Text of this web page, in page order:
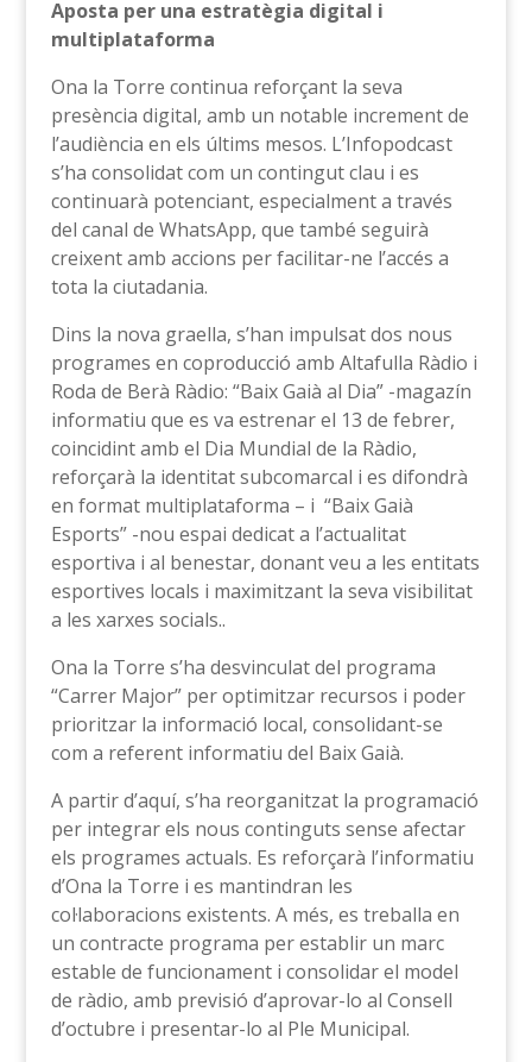
Aposta per una estratègia digital i
multiplataforma
Ona la Torre continua reforçant la seva
presència digital, amb un notable increment de
l’audiència en els últims mesos. L’Infopodcast
s’ha consolidat com un contingut clau i es
continuarà potenciant, especialment a través
del canal de WhatsApp, que també seguirà
creixent amb accions per facilitar-ne l’accés a
tota la ciutadania.
Dins la nova graella, s’han impulsat dos nous
programes en coproducció amb Altafulla Ràdio i
Roda de Berà Ràdio: “Baix Gaià al Dia” -magazín
informatiu que es va estrenar el 13 de febrer,
coincidint amb el Dia Mundial de la Ràdio,
reforçarà la identitat subcomarcal i es difondrà
en format multiplataforma – i “Baix Gaià
Esports” -nou espai dedicat a l’actualitat
esportiva i al benestar, donant veu a les entitats
esportives locals i maximitzant la seva visibilitat
a les xarxes socials..
Ona la Torre s’ha desvinculat del programa
“Carrer Major” per optimitzar recursos i poder
prioritzar la informació local, consolidant-se
com a referent informatiu del Baix Gaià.
A partir d’aquí, s’ha reorganitzat la programació
per integrar els nous continguts sense afectar
els programes actuals. Es reforçarà l’informatiu
d’Ona la Torre i es mantindran les
col·laboracions existents. A més, es treballa en
un contracte programa per establir un marc
estable de funcionament i consolidar el model
de ràdio, amb previsió d’aprovar-lo al Consell
d’octubre i presentar-lo al Ple Municipal.